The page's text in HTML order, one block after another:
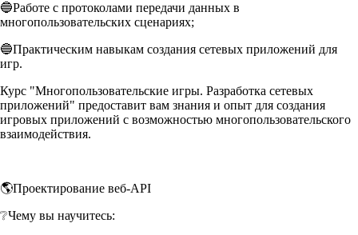
🔵Работе с протоколами передачи данных в
многопользовательских сценариях;
🔵Практическим навыкам создания сетевых приложений для
игр.
Курс "Многопользовательские игры. Разработка сетевых
приложений" предоставит вам знания и опыт для создания
игровых приложений с возможностью многопользовательского
взаимодействия.
🌎Проектирование веб-API
❔Чему вы научитесь: